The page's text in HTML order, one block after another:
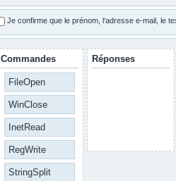
Je confirme que le prénom, l‘adresse e-mail, le
Commandes
FileOpen
WinClose
InetRead
RegWrite
StringSplit
Réponses